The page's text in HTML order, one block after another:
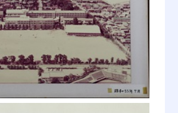
26年 5月12日
の整地及び増築新校舎落成
上木崎より男子生徒移転。（階下
坪、階上22,624坪、昇降口・
坪）